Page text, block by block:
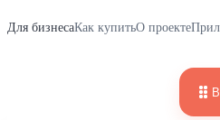
Для бизнесаКак купитьО проекте